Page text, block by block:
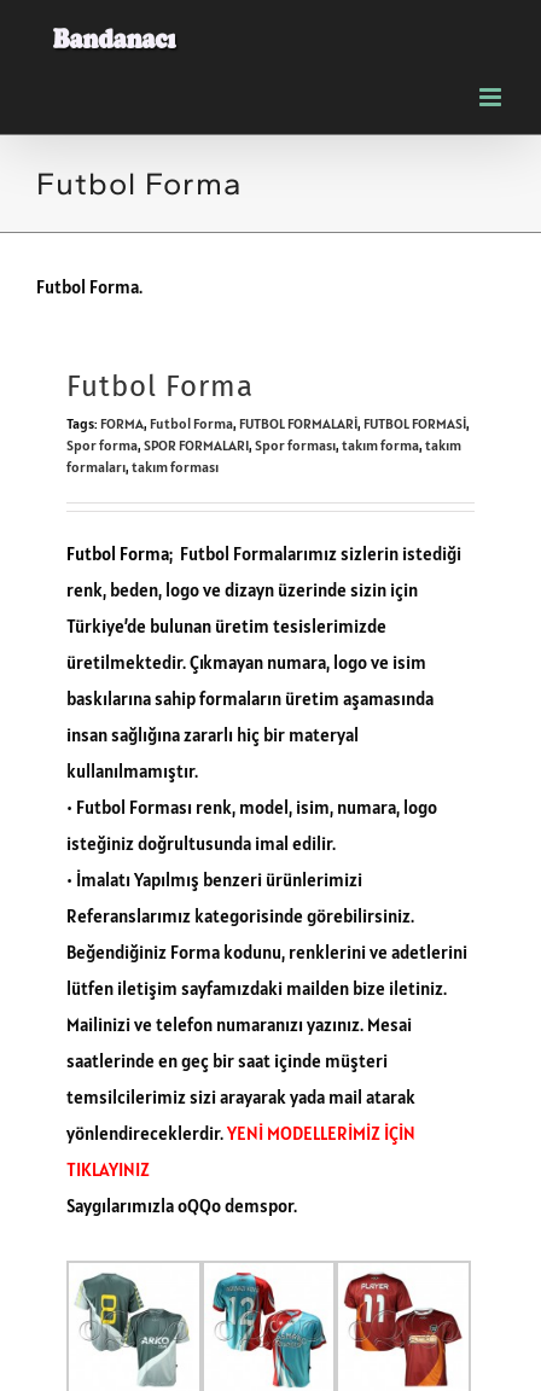
Futbol Forma
Futbol Forma.
Futbol Forma
Tags: FORMA, Futbol Forma, FUTBOL FORMALARİ, FUTBOL FORMASİ,
Spor forma, SPOR FORMALARI, Spor forması, takım forma, takım
formaları, takım forması
Futbol Forma; Futbol Formalarımız sizlerin istediği
renk, beden, logo ve dizayn üzerinde sizin için
Türkiye’de bulunan üretim tesislerimizde
üretilmektedir. Çıkmayan numara, logo ve isim
baskılarına sahip formaların üretim aşamasında
insan sağlığına zararlı hiç bir materyal
kullanılmamıştır.
• Futbol Forması renk, model, isim, numara, logo
isteğiniz doğrultusunda imal edilir.
• İmalatı Yapılmış benzeri ürünlerimizi
Referanslarımız kategorisinde görebilirsiniz.
Beğendiğiniz Forma kodunu, renklerini ve adetlerini
lütfen iletişim sayfamızdaki mailden bize iletiniz.
Mailinizi ve telefon numaranızı yazınız. Mesai
saatlerinde en geç bir saat içinde müşteri
temsilcilerimiz sizi arayarak yada mail atarak
yönlendireceklerdir.YENİ MODELLERİMİZ İÇİN
TIKLAYINIZ
Saygılarımızla oQQo demspor.